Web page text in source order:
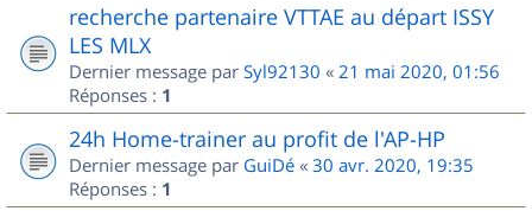
recherche partenaire VTTAE au départ ISSY
LES MLX
Dernier message par Syl92130 « 21 mai 2020, 01:56
Réponses : 1
24h Home-trainer au profit de l'AP-HP
Dernier message par GuiDé « 30 avr. 2020, 19:35
Réponses : 1